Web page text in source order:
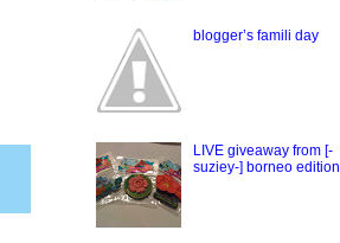
blogger’s famili day
LIVE giveaway from [-
suziey-] borneo edition